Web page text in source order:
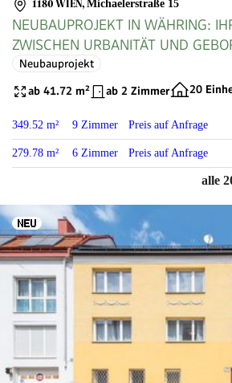
1180 WIEN, Michaelerstraße 15
NEUBAUPROJEKT IN WÄHRING:
ZWISCHEN URBANITÄT UND
Neubauprojekt
ab 41.72 m² ab 2 Zimmer 20
349.52 m² 9 Zimmer Preis auf Anfrage
279.78 m² 6 Zimmer Preis auf Anfrage
alle